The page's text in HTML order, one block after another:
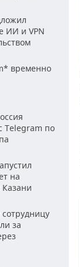
ИИ и VPN
временно
Telegram по
на
Казани
за